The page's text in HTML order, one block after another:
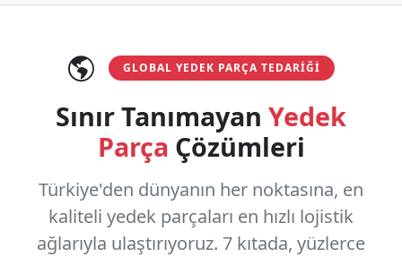
GLOBAL YEDEK PARÇA TEDARIĞI
Sınır Tanımayan Yedek
Parça Çözümleri
Türkiye'den dünyanın her noktasına, en
kaliteli yedek parçaları en hızlı lojistik
ağlarıyla ulaştırıyoruz. 7 kıtada, yüzlerce